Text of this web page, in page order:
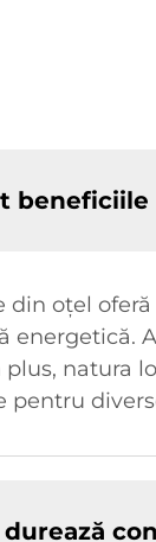
din oțel
energetică.
plus, natura
pentru